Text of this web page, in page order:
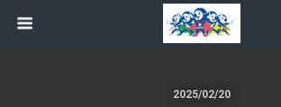
2025/02/20